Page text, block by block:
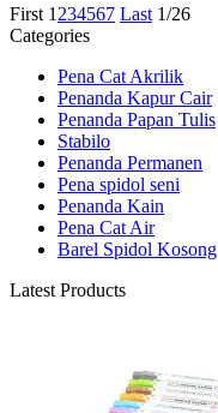
First 1 234567 Last 1/26
Categories
Pena Cat Akrilik
Penanda Kapur Cair
Penanda Papan Tulis
Stabilo
Penanda Permanen
Pena spidol seni
Penanda Kain
Pena Cat Air
Barel Spidol Kosong
Latest Products